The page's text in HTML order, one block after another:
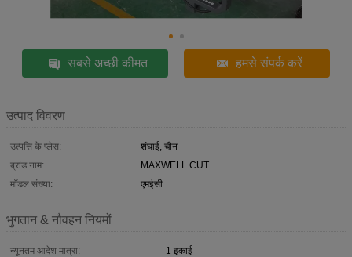
सबसे अच्छी कीमत हमसे संपर्क करें
उत्पाद विवरण
उत्पत्ति के प्लेस:
शंघाई, चीन
ब्रांड नाम:
MAXWELL CUT
मॉडल संख्या:
एमईसी
भुगतान & नौवहन नियमों
न्यूनतम आदेश मात्रा: 1 इकाई